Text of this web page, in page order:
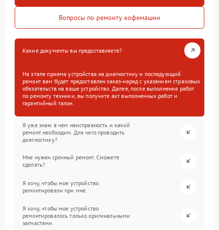
Вопросы по ремонту кофемашин
Какие документы вы предоставляете?
На этапе приема устройства на диагностику и последующий
ремонт вам будет предоставлен заказ-наряд с указанием страховых
обязательств на ваше устройство. Далее, после выполнения работ
по ремонту техники, вы получите акт выполненных работ и
гарантийный талон.
Я уже знаю в чем неисправность и какой
ремонт необходим. Для чего проводить
диагностику?
Мне нужен срочный ремонт. Сможете
сделать?
Я хочу, чтобы мое устройство
ремонтировали при мне.
Я хочу, чтобы мое устройство
ремонтировалось только оригинальными
запчастями.